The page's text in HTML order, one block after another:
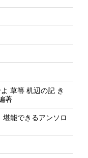
草箒 机辺の記 き
著
能できるアンソロ